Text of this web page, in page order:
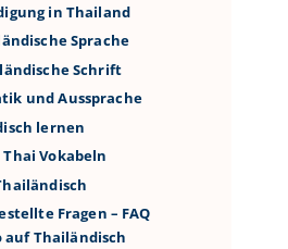
in Thailand
Sprache
Schrift
und Aussprache
lernen
Vokabeln
Fragen – FAQ
auf Thailändisch